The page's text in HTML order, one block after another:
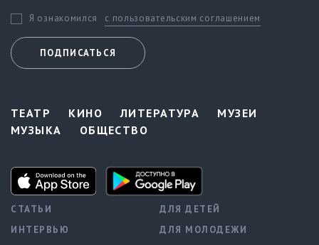
Я ознакомился с пользовательским соглашением
ПОДПИСАТЬСЯ
ТЕАТР КИНО ЛИТЕРАТУРА
МУЗЕИ
МУЗЫКА
ОБЩЕСТВО
СТАТЬИ
ИНТЕРВЬЮ
ДЛЯ ДЕТЕЙ
ДЛЯ МОЛОДЕЖИ